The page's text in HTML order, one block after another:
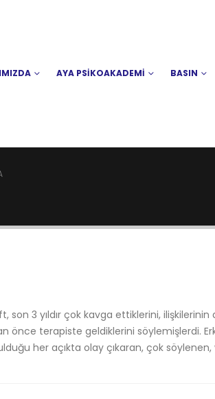
AYA PSİKOAKADEMİ BASIN
son 3 yıldır çok kavga ettiklerini,
önce terapiste geldiklerini söylemişlerdi.
her açıkta olay çıkaran, çok söylenen,